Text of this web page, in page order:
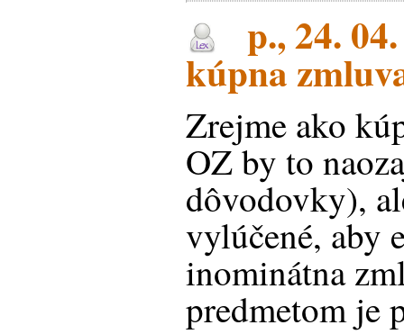
p., 24.
kúpna
Zrejme ako
OZ by to
dôvodovky),
vylúčené, aby
inominátna
predmetom je